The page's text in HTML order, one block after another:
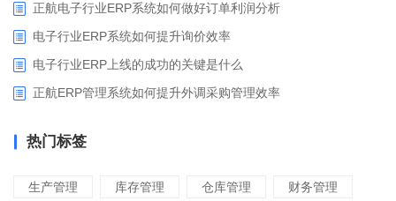
正航电子行业ERP系统如何做好订单利润分析
电子行业ERP系统如何提升询价效率
电子行业ERP上线的成功的关键是什么
正航ERP管理系统如何提升外调采购管理效率
热门标签
生产管理 库存管理 仓库管理 财务管理